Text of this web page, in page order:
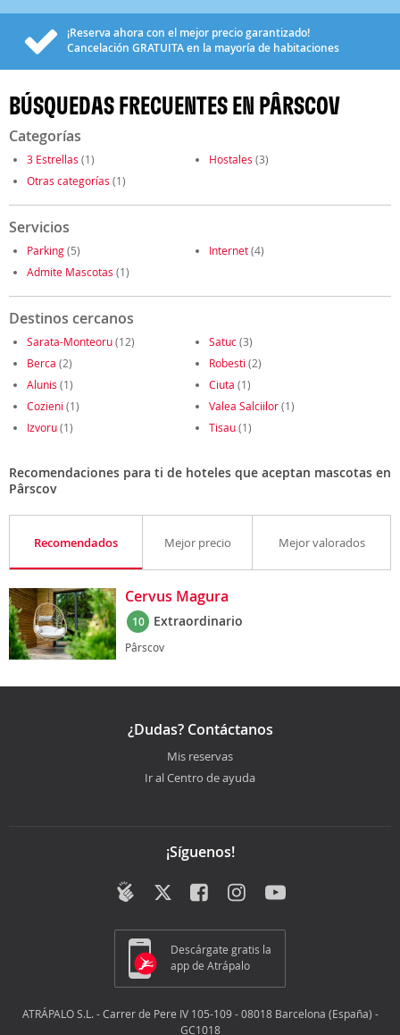
¡Reserva ahora con el mejor precio garantizado!
Cancelación GRATUITAen la mayoría de habitaciones
BÚSQUEDAS FRECUENTES EN PÂRSCOV
Categorías
3 Estrellas (1) Hostales (3)
Otras categorías (1)
Servicios
Parking(5) Internet(4)
Admite Mascotas (1)
Destinos cercanos
Sarata-Monteoru(12) Satuc(3)
Berca (2) Robesti (2)
Alunis (1) Ciuta (1)
Cozieni (1) Valea Salciilor(1)
Izvoru(1) Tisau(1)
Recomendaciones para ti de hoteles que aceptan mascotas en
Pârscov
Recomendados Mejor precio Mejor valorados
Cervus Magura
10 Extraordinario
Pârscov
¿Dudas? Contáctanos
Mis reservas
Ir al Centro de ayuda
¡Síguenos!
Descárgate gratis la
app de Atrápalo
ATRÁPALO S.L. - Carrer de Pere IV 105-109 - 08018 Barcelona (España) -
GC1018